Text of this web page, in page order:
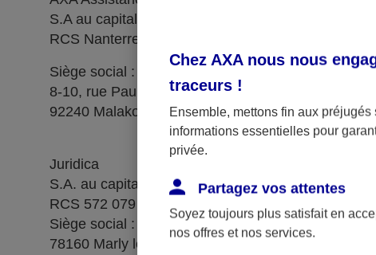
S.A au capital de 51 429 430,40 €,
RCS Nanterre 415 392 724
Siège social :
8-10, rue Paul Vaillant Couturier
92240 Malakoff
Juridica
S.A. au capital de 14 627 854,68 €
RCS 572 079 150 Versailles
Siège social : 1, place Victorien Sardou
78160 Marly le Roi
Chez AXA nous nous
traceurs !
Ensemble, mettons fin aux
informations essentielles pour
privée.
Partagez vos attentes
Soyez toujours plus satisfait en
nos offres et nos services.